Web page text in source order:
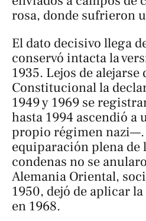
rosa, donde sufrieron
El dato decisivo llega
conservó intacta la
1935. Lejos de
Constitucional la
1949 y 1969 se
hasta 1994 ascendió a
propio régimen nazi—.
equiparación plena de
condenas no se
Alemania Oriental,
1950, dejó de aplicar
en 1968.